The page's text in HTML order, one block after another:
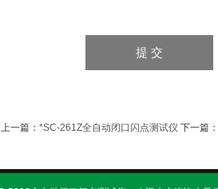
上一篇： *SC-261Z全自动闭口闪点测试仪 下一篇：